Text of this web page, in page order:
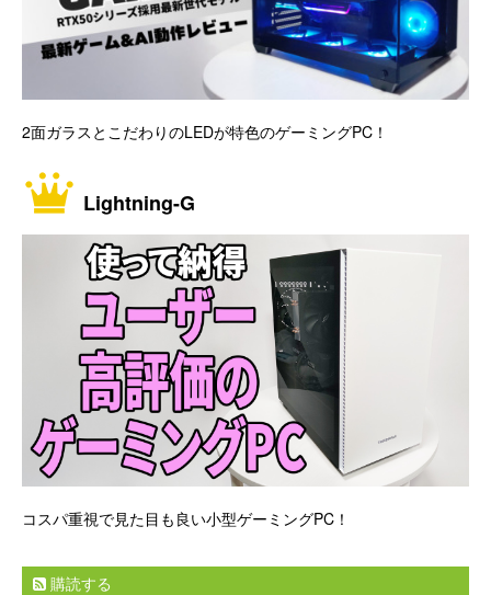
2面ガラスとこだわりのLEDが特色のゲーミングPC！
Lightning-G
コスパ重視で見た目も良い小型ゲーミングPC！
購読する